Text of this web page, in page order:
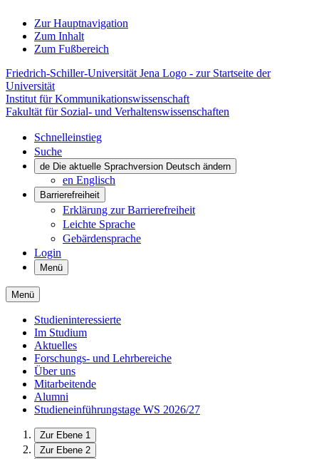
Zur Hauptnavigation
Zum Inhalt
Zum Fußbereich
Friedrich-Schiller-Universität Jena Logo - zur Startseite der
Universität
Institut für Kommunikations­wissenschaft
Fakultät für Sozial- und Verhaltenswissenschaften
Schnelleinstieg
Suche
de Die aktuelle Sprachversion Deutsch ändern
en Englisch
Barrierefreiheit
Erklärung zur Barrierefreiheit
Leichte Sprache
Gebärdensprache
Login
Menü
Menü
Studieninteressierte
Im Studium
Aktuelles
Forschungs- und Lehrbereiche
Über uns
Mitarbeitende
Alumni
Studieneinführungstage WS 2026/27
Zur Ebene 1
Zur Ebene 2